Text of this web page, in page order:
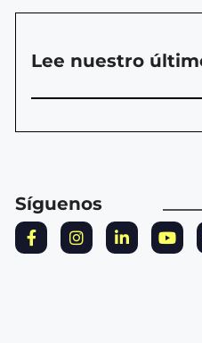
Lee nuestro
Síguenos